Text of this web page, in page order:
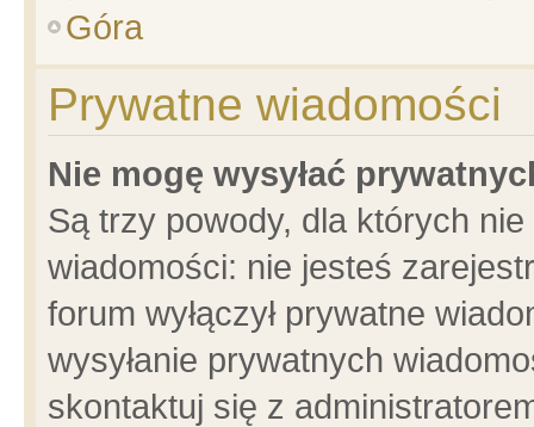
Góra
Prywatne wiadomości
Nie mogę wysyłać
Są trzy powody, dla których
wiadomości: nie jesteś
forum wyłączył prywatne
wysyłanie prywatnych
skontaktuj się z